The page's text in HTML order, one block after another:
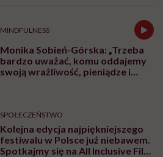
MINDFULNESS
Monika Sobień-Górska: „Trzeba
bardzo uważać, komu oddajemy
swoją wrażliwość, pieniądze i
SPOŁECZEŃSTWO
Kolejna edycja najpiękniejszego
festiwalu w Polsce już niebawem.
Spotkajmy się na All Inclusive Film